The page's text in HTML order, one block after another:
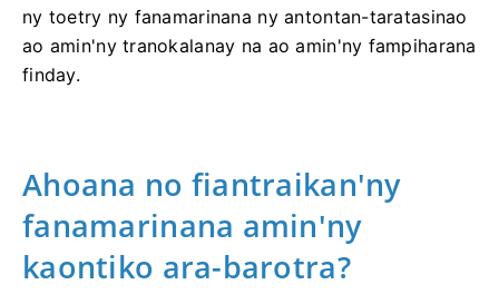
ny toetry ny fanamarinana ny antontan-taratasinao
ao amin'ny tranokalanay na ao amin'ny fampiharana
finday.
Ahoana no fiantraikan'ny
fanamarinana amin'ny
kaontiko ara-barotra?